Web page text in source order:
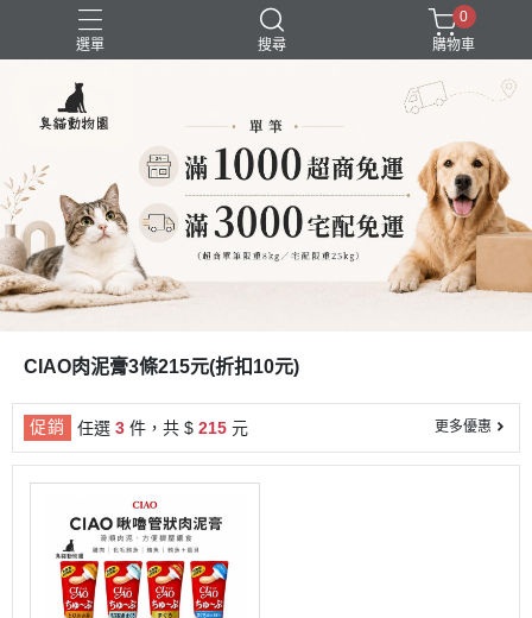
選單 搜尋
新品上市 精選商品 試吃組合 超強除臭
0
購物車
CIAO肉泥膏3條215元(折扣10元)
促銷 任選 3 件，共 $ 215 元 更多優惠